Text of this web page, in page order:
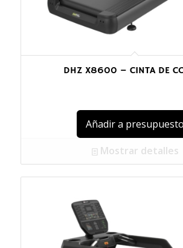
DHZ X8600 – CINTA DE
Añadir a presupuesto
Mostrar detalles